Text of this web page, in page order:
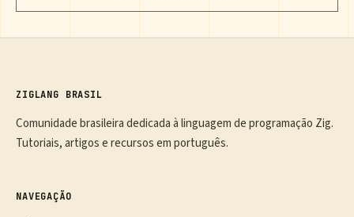
ZIGLANG BRASIL
Comunidade brasileira dedicada à linguagem de programação Zig.
Tutoriais, artigos e recursos em português.
NAVEGAÇÃO